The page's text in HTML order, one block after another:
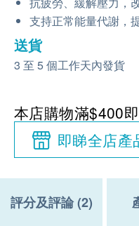
支持正常能量代謝，
送貨
3 至 5 個工作天內發貨
本店購物滿$400
即睇全店產
評分及評論 (2)